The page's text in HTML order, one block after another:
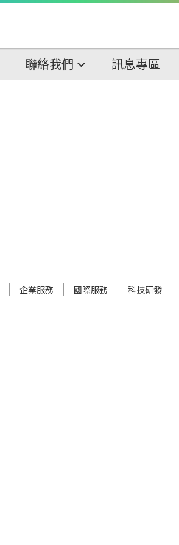
聯絡我們 訊息專區
企業服務 國際服務 科技研發